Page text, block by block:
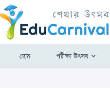
হোম পরীক্ষা উৎসব